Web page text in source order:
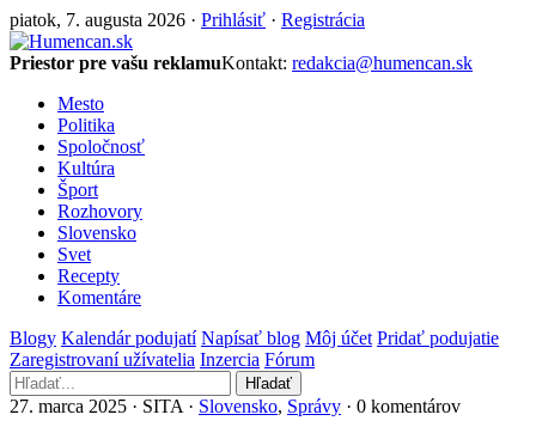
piatok, 7. augusta 2026 · Prihlásiť · Registrácia
Priestor pre vašu reklamuKontakt: redakcia@humencan.sk
Mesto
Politika
Spoločnosť
Kultúra
Šport
Rozhovory
Slovensko
Svet
Recepty
Komentáre
Blogy Kalendár podujatí Napísať blog Môj účet Pridať podujatie
Zaregistrovaní užívatelia Inzercia Fórum
Hľadať
27. marca 2025 · SITA · Slovensko, Správy · 0 komentárov